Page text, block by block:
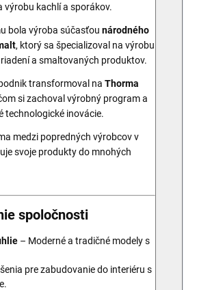
výrobu kachlí a sporákov.
bola výroba súčasťou národného
, ktorý sa špecializoval na výrobu
a smaltovaných produktov.
transformoval na Thorma
si zachoval výrobný program a
technologické inovácie.
medzi popredných výrobcov v
svoje produkty do mnohých
spoločnosti
– Moderné a tradičné modely s
pre zabudovanie do interiéru s